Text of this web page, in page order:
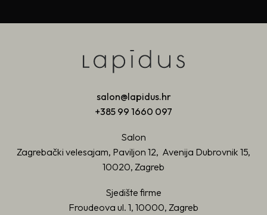
salon@lapidus.hr
+385 99 1660 097
Salon
Zagrebački velesajam, Paviljon 12, Avenija Dubrovnik 15,
10020, Zagreb
Sjedište firme
Froudeova ul. 1, 10000, Zagreb